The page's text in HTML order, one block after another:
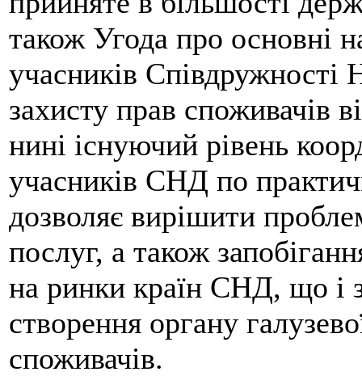
також Угода про основні
учасників
захисту прав споживачів
нині існуючий рівень
учасників СНД по
дозволяє вирішити
послуг, а також
на ринки країн СНД, що і
створення органу
споживачів.